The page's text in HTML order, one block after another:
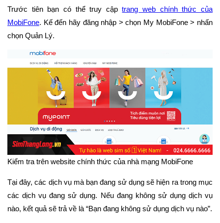
Trước tiên bạn có thể truy cậptrang web chính thức của
MobiFone. Kế đến hãy đăng nhập > chọn My MobiFone > nhấn
chọn Quản Lý.
Kiểm tra trên website chính thức của nhà mạng MobiFone
Tại đây, các dịch vụ mà bạn đang sử dụng sẽ hiện ra trong mục
các dịch vụ đang sử dụng. Nếu đang không sử dụng dịch vụ
nào, kết quả sẽ trả về là “Bạn đang không sử dụng dịch vụ nào”.